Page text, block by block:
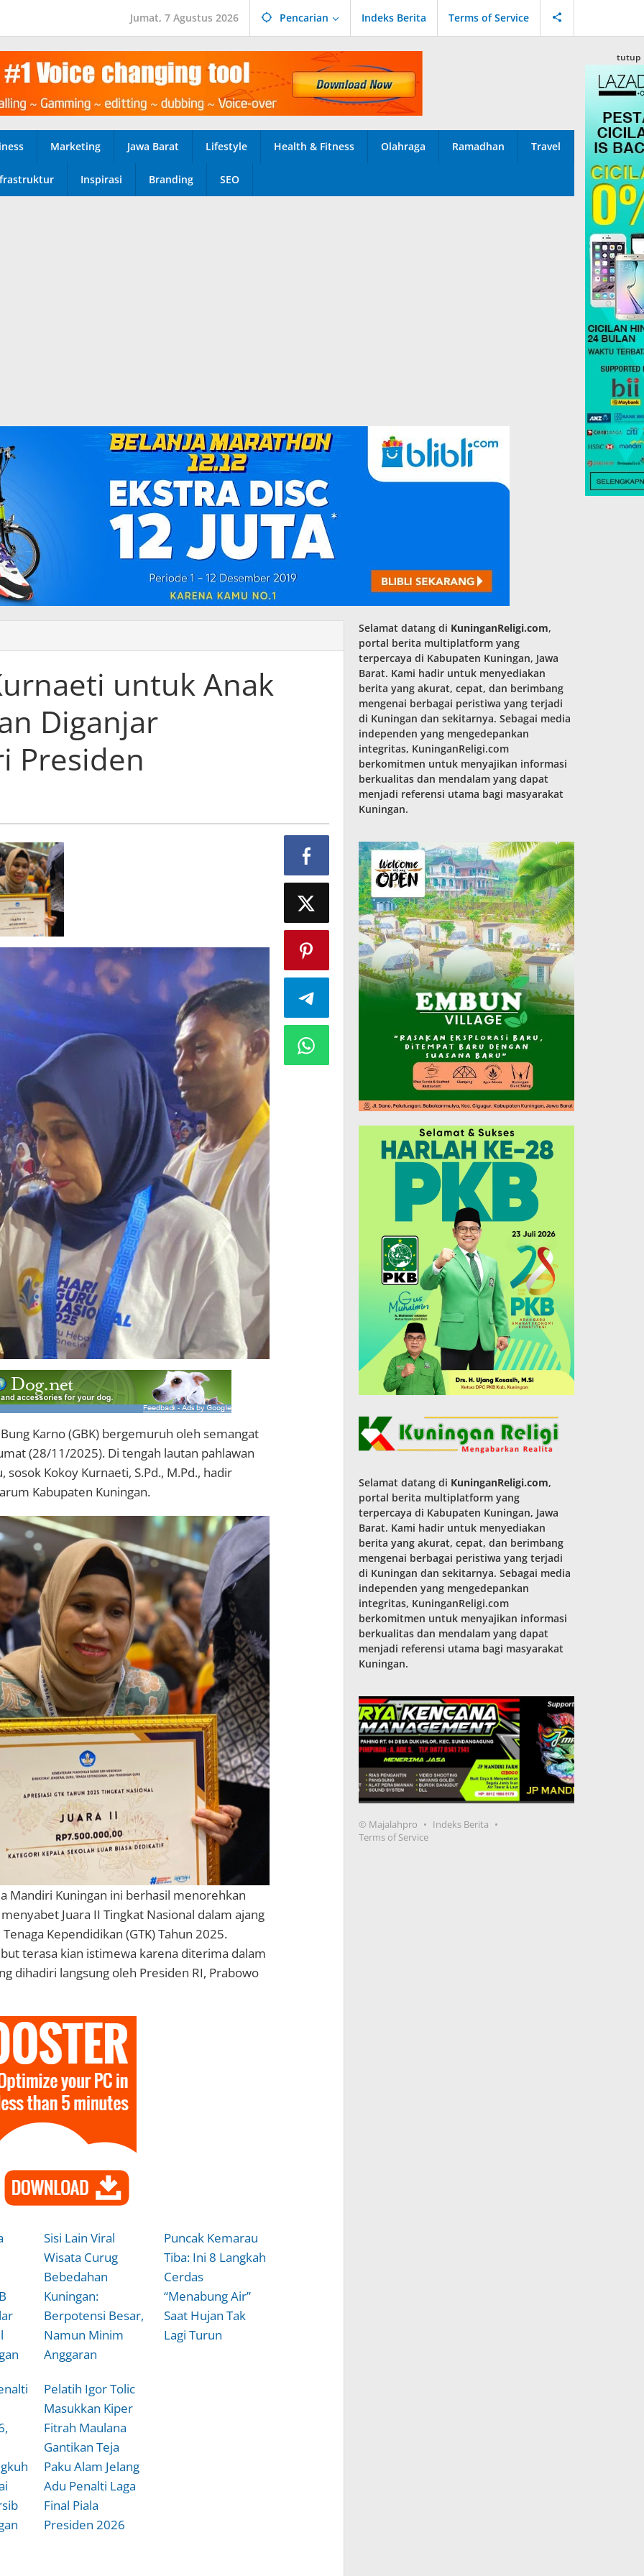
Jumat, 7 Agustus 2026 Pencarian Indeks Berita Terms of Service
Marketing Jawa Barat Lifestyle Health & Fitness Olahraga Ramadhan Travel
Inspirasi Branding SEO
tutup
untuk Anak
Diganjar
Presiden‎‎
Karno (GBK) bergemuruh oleh semangat
(28/11/2025). Di tengah lautan pahlawan
sosok Kokoy Kurnaeti, S.Pd., M.Pd., hadir
Kabupaten Kuningan.‎‎
Mandiri Kuningan ini berhasil menorehkan
Juara II Tingkat Nasional dalam ajang
Kependidikan (GTK) Tahun 2025.
terasa kian istimewa karena diterima dalam
dihadiri langsung oleh Presiden RI, Prabowo
Sisi Lain Viral
Wisata Curug
Bebedahan
Kuningan:
Berpotensi Besar,
Namun Minim
Anggaran
Puncak Kemarau
Tiba: Ini 8 Langkah
Cerdas
“Menabung Air”
Saat Hujan Tak
Lagi Turun
Pelatih Igor Tolic
Masukkan Kiper
Fitrah Maulana
Gantikan Teja
Paku Alam Jelang
Adu Penalti Laga
Final Piala
Presiden 2026
Selamat datang di KuninganReligi.com,
portal berita multiplatform yang
terpercaya di Kabupaten Kuningan, Jawa
Barat. Kami hadir untuk menyediakan
berita yang akurat, cepat, dan berimbang
mengenai berbagai peristiwa yang terjadi
di Kuningan dan sekitarnya. Sebagai media
independen yang mengedepankan
integritas, KuninganReligi.com
berkomitmen untuk menyajikan informasi
berkualitas dan mendalam yang dapat
menjadi referensi utama bagi masyarakat
Kuningan.
Selamat datang di KuninganReligi.com,
portal berita multiplatform yang
terpercaya di Kabupaten Kuningan, Jawa
Barat. Kami hadir untuk menyediakan
berita yang akurat, cepat, dan berimbang
mengenai berbagai peristiwa yang terjadi
di Kuningan dan sekitarnya. Sebagai media
independen yang mengedepankan
integritas, KuninganReligi.com
berkomitmen untuk menyajikan informasi
berkualitas dan mendalam yang dapat
menjadi referensi utama bagi masyarakat
Kuningan.
© Majalahpro
Indeks Berita
Terms of Service